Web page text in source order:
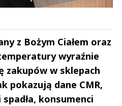
z Bożym Ciałem oraz
wyraźnie
zakupów w sklepach
pokazują dane CMR,
konsumenci